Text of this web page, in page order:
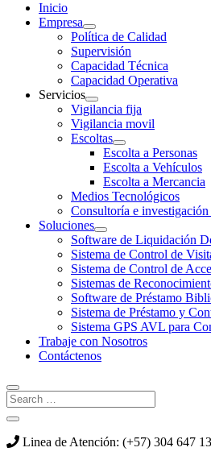
Inicio
Empresa
Política de Calidad
Supervisión
Capacidad Técnica
Capacidad Operativa
Servicios
Vigilancia fija
Vigilancia movil
Escoltas
Escolta a Personas
Escolta a Vehículos
Escolta a Mercancia
Medios Tecnológicos
Consultoría e investigación
Soluciones
Software de Liquidación
Sistema de Control de
Sistema de Control de
Sistemas de
Software de Préstamo
Sistema de Préstamo y
Sistema GPS AVL para
Trabaje con Nosotros
Contáctenos
Linea de Atención: (+57) 304 647